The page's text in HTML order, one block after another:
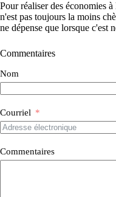
Pour réaliser des économies
n'est pas toujours la moins
ne dépense que lorsque c'est
Commentaires
Nom
Courriel
Commentaires